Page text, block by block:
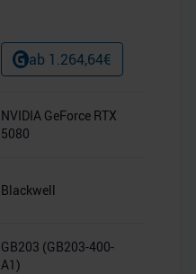
ab 1.264,64€
NVIDIA GeForce RTX
5080
Blackwell
GB203 (GB203-400-
A1)